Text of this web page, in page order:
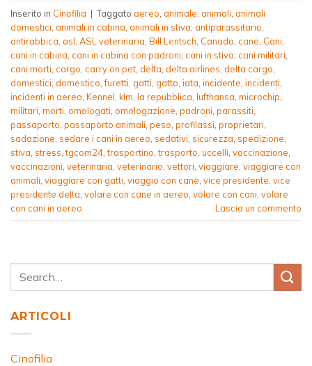
Inserito in Cinofilia | Taggato aereo animale animali animali
domestici animali in cabina animali in stiva antiparassitario
antirabbica asl ASL veterinaria Bill Lentsch Canada cane Cani
cani in cabina cani in cabina con padroni cani in stiva cani militari
cani morti cargo carry on pet delta delta airlines delta cargo
domestici domestico ,furetti gatti gatto iata incidente incidenti
incidenti in aereo Kennel klm la repubblica lufthansa microchip
militari morti omologati omologazione padroni parassiti
passaporto passaporto animali peso profilassi proprietari
sadazione sedare i cani in aereo sedativi sicurezza spedizione
stiva stress ,tgcom24 ,trasportino ,trasporto uccelli vaccinazione
vaccinazioni veterinaria veterinario vettori viaggiare viaggiare con
animali viaggiare con gatti viaggio con cane vice presidente vice
presidente delta volare con cane in aereo volare con cani volare
con cani in aereo
Lascia un commento
ARTICOLI
Cinofilia